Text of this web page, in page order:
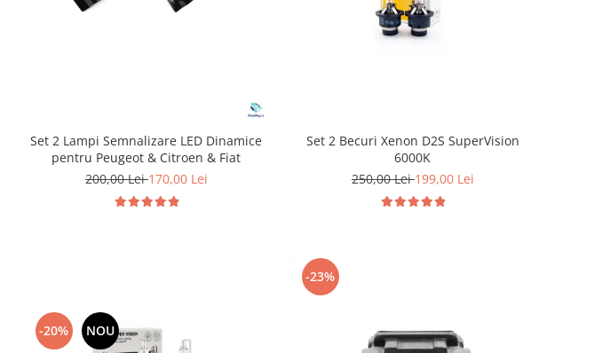
Set 2 Lampi Semnalizare LED Dinamice
pentru Peugeot & Citroen & Fiat
200,00 Lei170,00 Lei
Set 2 Becuri Xenon D2S SuperVision
6000K
250,00 Lei199,00 Lei
-20% NOU
-23%